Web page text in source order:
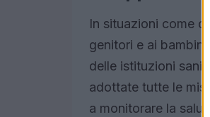
In situazioni come
genitori e ai
delle istituzioni
adottate tutte le
a monitorare la